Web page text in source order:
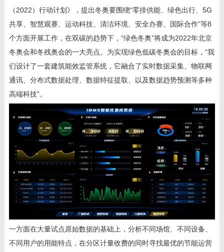
（2022） 行动计划》，提出冬奥要围绕“零排供能、绿色出行、 5G
共享、智慧观赛、运动科技、清洁环境、安全办赛、国际合作”等8
个方面开展工作，在双碳的趋势下，“绿色冬奥”将成为2022年北京
冬奥会和冬残奥会的一大亮点。为实现绿色低碳冬奥会的目标，“我
们设计了一套建筑能效监管系统，它融合了实时数据采集、物联网
通讯、分布式数据处理、数据特征提取、以及数据趋势预测等多种
高端科技”。
一方面在大量试点原始数据的基础上，分析不同场馆、不同设备、
不同用户的用能特点，在分区计量收费的同时寻找最优的节能运营